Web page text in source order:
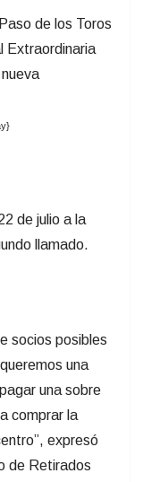
de los Toros
Extraordinaria
de julio a la
llamado.
socios posibles
una
una sobre
comprar la
expresó
de Retirados